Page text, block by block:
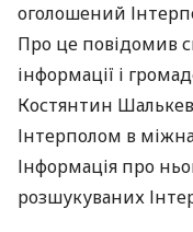
оголошений
Про це повідомив
інформації і
Костянтин
Інтерполом в
Інформація про
розшукуваних